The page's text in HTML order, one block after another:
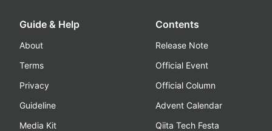
Guide & Help
About
Terms
Privacy
Guideline
Media Kit
Contents
Release Note
Official Event
Official Column
Advent Calendar
Qiita Tech Festa